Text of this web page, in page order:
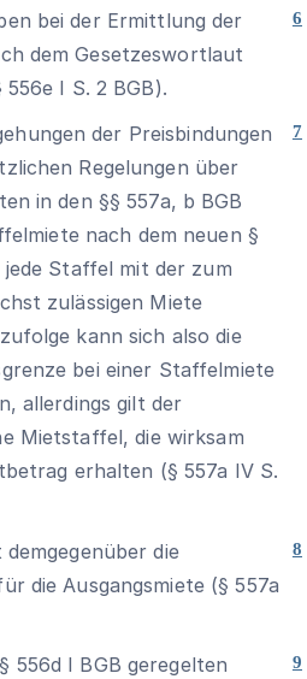
6
bei der Ermittlung der
dem Gesetzeswortlaut
556e I S. 2 BGB).
7
der Preisbindungen
Regelungen über
in den §§ 557a, b BGB
nach dem neuen §
jede Staffel mit der zum
zulässigen Miete
kann sich also die
bei einer Staffelmiete
allerdings gilt der
Mietstaffel, die wirksam
erhalten (§ 557a IV S.
8
die
die Ausgangsmiete (§ 557a
9
556d I BGB geregelten